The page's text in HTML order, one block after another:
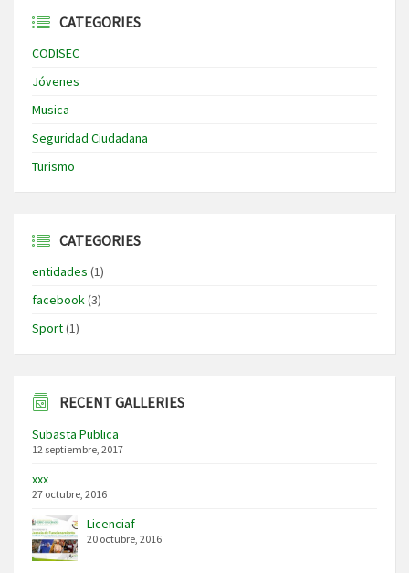
CATEGORIES
CODISEC
Jóvenes
Musica
Seguridad Ciudadana
Turismo
CATEGORIES
entidades (1)
facebook(3)
Sport(1)
RECENT GALLERIES
Subasta Publica
12 septiembre, 2017
xxx
27 octubre, 2016
Licenciaf
20 octubre, 2016